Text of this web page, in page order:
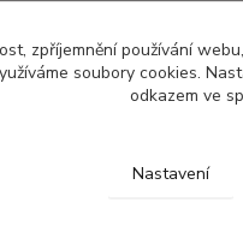
zpříjemnění používání
soubory cookies.
odkazem ve
Nastavení